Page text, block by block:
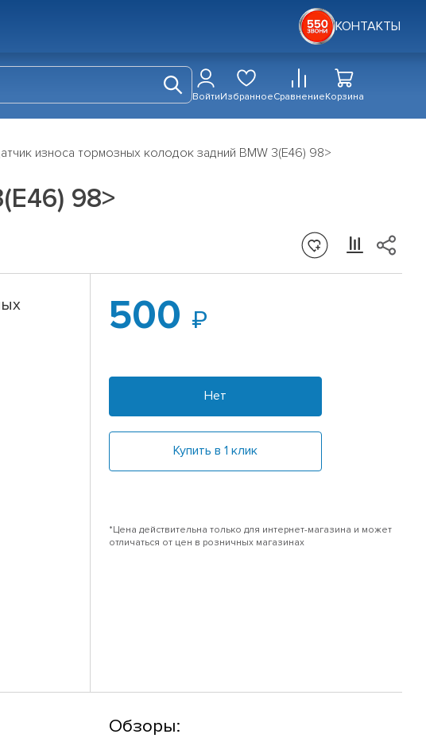
КОНТАКТЫ
ВойтиИзбранноеСравнениеКорзина
износа тормозных колодок задний BMW 3(E46) 98>
98>
500
Нет
Купить в 1 клик
*Цена действительна только для интернет-магазина и может
отличаться от цен в розничных магазинах
Обзоры: